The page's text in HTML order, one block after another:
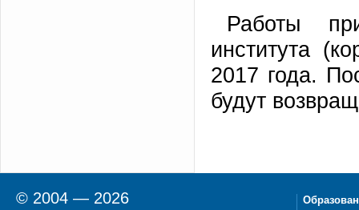
Работы
института
2017 года.
будут
© 2004 — 2026